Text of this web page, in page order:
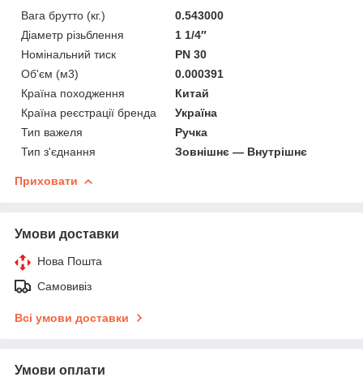
Вага брутто (кг.)
0.543000
Діаметр різьблення
1 1/4″
Номінальний тиск
PN 30
Об'єм (м3)
0.000391
Країна походження
Китай
Країна реєстрації бренда
Україна
Тип важеля
Ручка
Тип з'єднання
Зовнішнє — Внутрішнє
Приховати
Умови доставки
Нова Пошта
Самовивіз
Всі умови доставки
Умови оплати